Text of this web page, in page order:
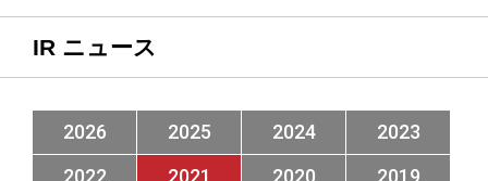
IR ニュース
2026 2025 2024
2023
2022
2021 2020
2019